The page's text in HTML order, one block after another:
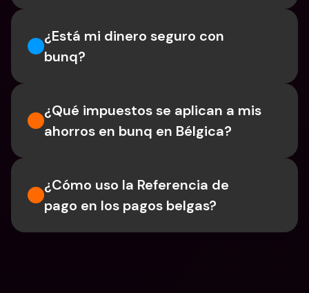
¿Está mi dinero seguro con
bunq?
¿Qué impuestos se aplican a mis
ahorros en bunq en Bélgica?
¿Cómo uso la Referencia de
pago en los pagos belgas?